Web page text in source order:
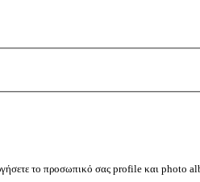
το προσωπικό σας profile και photo